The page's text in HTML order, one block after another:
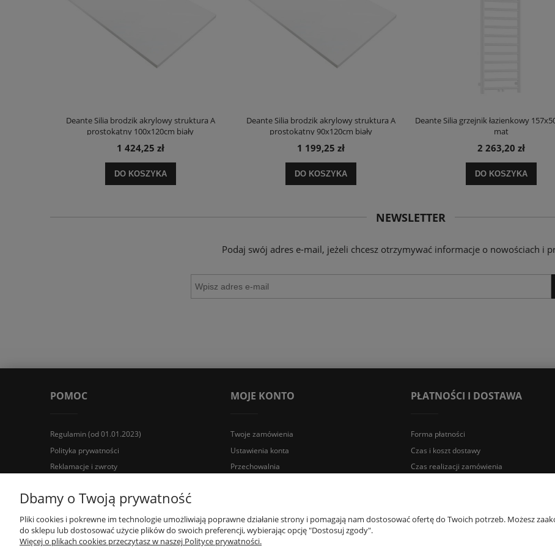
Deante Silia brodzik akrylowy struktura A
prostokątny 100x120cm biały
1 424,25 zł
DO KOSZYKA
Deante Silia brodzik akrylowy struktura A
prostokątny 90x120cm biały
1 199,25 zł
DO KOSZYKA
Deante Silia grzejnik łazienkowy
mat
2 263,20 zł
DO KOSZYKA
NEWSLETTER
Podaj swój adres e-mail, jeżeli chcesz otrzymywać informacje o nowościach i
POMOC
Regulamin (od 01.01.2023)
Polityka prywatności
Reklamacje i zwroty
MOJE KONTO
Twoje zamówienia
Ustawienia konta
Przechowalnia
PŁATNOŚCI I DOSTAWA
Forma płatności
Czas i koszt dostawy
Czas realizacji zamówienia
Wyposażenie łazienek Łazienki.eco | Pawła 23, 41-708 Ruda Śląska | E-mail: sklep@lazienki.eco | Tel.: 600 012 164 lub 600 012 159 | TGS
Dbamy o Twoją prywatność
Pliki cookies i pokrewne im technologie umożliwiają poprawne działanie strony i pomagają nam dostosować ofertę do Twoich potrzeb. Możesz
do sklepu lub dostosować użycie plików do swoich preferencji, wybierając opcję "Dostosuj zgody".
Więcej o plikach cookies przeczytasz w naszej Polityce prywatności.